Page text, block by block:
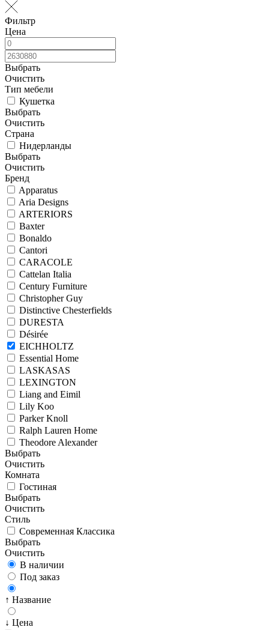
Фильтр
Цена
Выбрать
Очистить
Тип мебели
Кушетка
Выбрать
Очистить
Страна
Нидерланды
Выбрать
Очистить
Бренд
Apparatus
Aria Designs
ARTERIORS
Baxter
Bonaldo
Cantori
CARACOLE
Cattelan Italia
Century Furniture
Christopher Guy
Distinctive Chesterfields
DURESTA
Désirée
EICHHOLTZ
Essential Home
LASKASAS
LEXINGTON
Liang and Eimil
Lily Koo
Parker Knoll
Ralph Lauren Home
Theodore Alexander
Выбрать
Очистить
Комната
Гостиная
Выбрать
Очистить
Стиль
Современная Классика
Выбрать
Очистить
В наличии
Под заказ
↑ Название
↓ Цена